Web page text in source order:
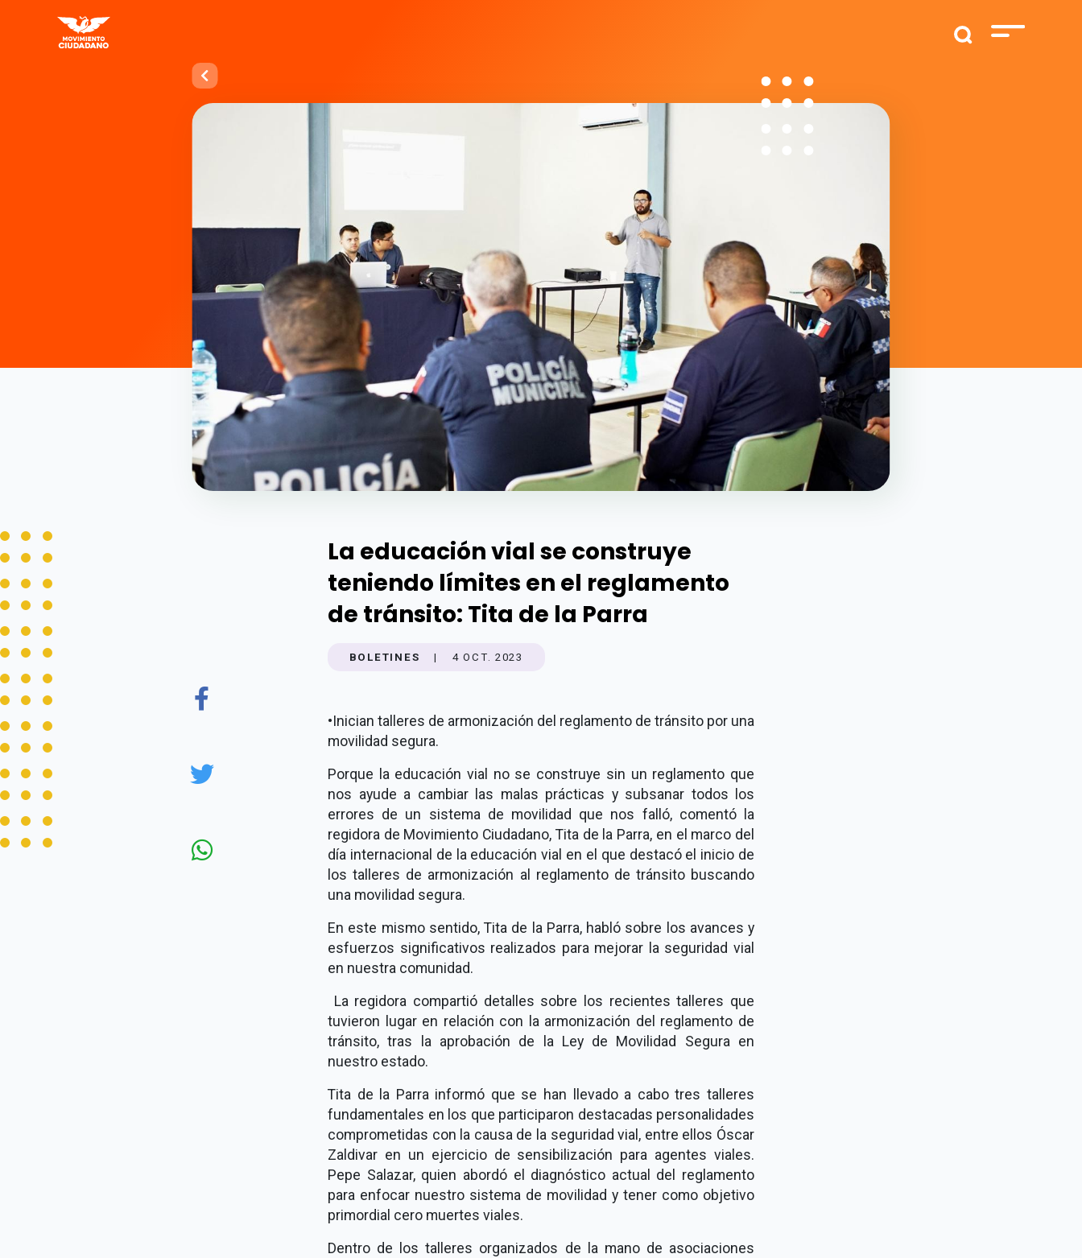
La educación vial se construye
teniendo límites en el reglamento
de tránsito: Tita de la Parra
BOLETINES | 4 OCT. 2023
•Inician talleres de armonización del reglamento de tránsito por una
movilidad segura.
Porque la educación vial no se construye sin un reglamento que
nos ayude a cambiar las malas prácticas y subsanar todos los
errores de un sistema de movilidad que nos falló, comentó la
regidora de Movimiento Ciudadano, Tita de la Parra, en el marco del
día internacional de la educación vial en el que destacó el inicio de
los talleres de armonización al reglamento de tránsito buscando
una movilidad segura.
En este mismo sentido, Tita de la Parra, habló sobre los avances y
esfuerzos significativos realizados para mejorar la seguridad vial
en nuestra comunidad.
La regidora compartió detalles sobre los recientes talleres que
tuvieron lugar en relación con la armonización del reglamento de
tránsito, tras la aprobación de la Ley de Movilidad Segura en
nuestro estado.
Tita de la Parra informó que se han llevado a cabo tres talleres
fundamentales en los que participaron destacadas personalidades
comprometidas con la causa de la seguridad vial, entre ellos Óscar
Zaldivar en un ejercicio de sensibilización para agentes viales.
Pepe Salazar, quien abordó el diagnóstico actual del reglamento
para enfocar nuestro sistema de movilidad y tener como objetivo
primordial cero muertes viales.
Dentro de los talleres organizados de la mano de asociaciones